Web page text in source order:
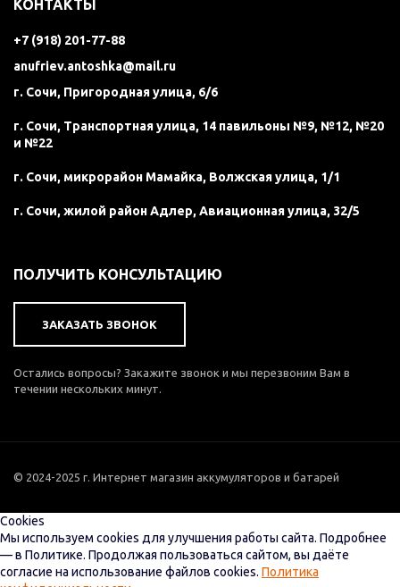
КОНТАКТЫ
+7 (918) 201-77-88
anufriev.antoshka@mail.ru
г. Сочи, Пригородная улица, 6/6
г. Сочи, Транспортная улица, 14 павильоны №9, №12, №20
и №22
г. Сочи, микрорайон Мамайка, Волжская улица, 1/1
г. Сочи, жилой район Адлер, Авиационная улица, 32/5
ПОЛУЧИТЬ КОНСУЛЬТАЦИЮ
ЗАКАЗАТЬ ЗВОНОК
Остались вопросы? Закажите звонок и мы перезвоним Вам в
течении нескольких минут.
© 2024-2025 г. Интернет магазин аккумуляторов и батарей
Cookies
Мы используем cookies для улучшения работы сайта. Подробнее
— в Политике. Продолжая пользоваться сайтом, вы даёте
согласие на использование файлов cookies. Политика